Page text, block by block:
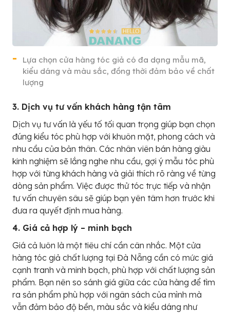
Lựa chọn cửa hàng tóc giả có đa dạng mẫu mã,
kiểu dáng và màu sắc, đồng thời đảm bảo về chất
lượng
3. Dịch vụ tư vấn khách hàng tận tâm
Dịch vụ tư vấn là yếu tố tối quan trọng giúp bạn chọn
đúng kiểu tóc phù hợp với khuôn mặt, phong cách và
nhu cầu của bản thân. Các nhân viên bán hàng giàu
kinh nghiệm sẽ lắng nghe nhu cầu, gợi ý mẫu tóc phù
hợp với từng khách hàng và giải thích rõ ràng về từng
dòng sản phẩm. Việc được thử tóc trực tiếp và nhận
tư vấn chuyên sâu sẽ giúp bạn yên tâm hơn trước khi
đưa ra quyết định mua hàng.
4. Giá cả hợp lý – minh bạch
Giá cả luôn là một tiêu chí cần cân nhắc. Một cửa
hàng tóc giả chất lượng tại Đà Nẵng cần có mức giá
cạnh tranh và minh bạch, phù hợp với chất lượng sản
phẩm. Bạn nên so sánh giá giữa các cửa hàng để tìm
ra sản phẩm phù hợp với ngân sách của mình mà
vẫn đảm bảo độ bền, màu sắc và kiểu dáng như